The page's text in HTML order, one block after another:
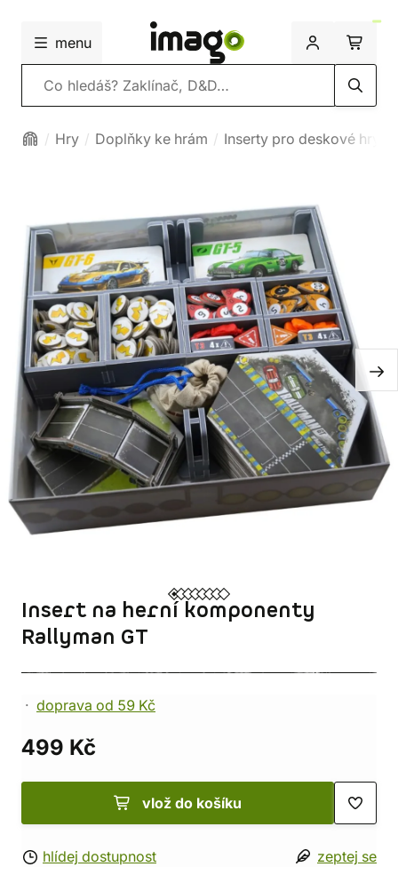
menu
Vyhledávání
Hry Doplňky ke hrám Inserty pro deskové hry
Insert na herní komponenty
Rallyman GT
doprava od 59 Kč
499 Kč
vlož do košíku
hlídej dostupnost zeptej se